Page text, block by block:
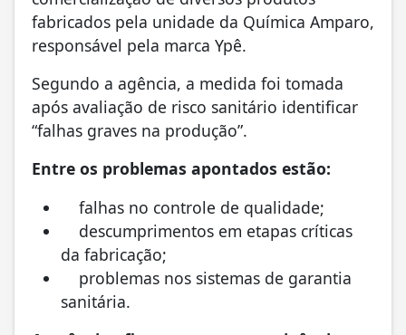
fabricados pela unidade da Química Amparo,
responsável pela marca Ypê.
Segundo a agência, a medida foi tomada
após avaliação de risco sanitário identificar
“falhas graves na produção”.
Entre os problemas apontados estão:
falhas no controle de qualidade;
descumprimentos em etapas críticas
da fabricação;
problemas nos sistemas de garantia
sanitária.